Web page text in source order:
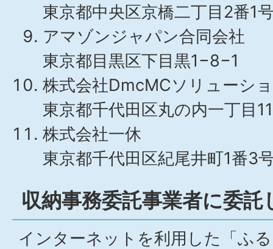
東京都中央区京橋二丁目2番1
アマゾンジャパン合同会社
東京都目黒区下目黒1−8−1
株式会社DmcMCソリューシ
東京都千代田区丸の内一丁目
株式会社一休
東京都千代田区紀尾井町1番3
収納事務委託事業者に委託
インターネットを利用した「ふ